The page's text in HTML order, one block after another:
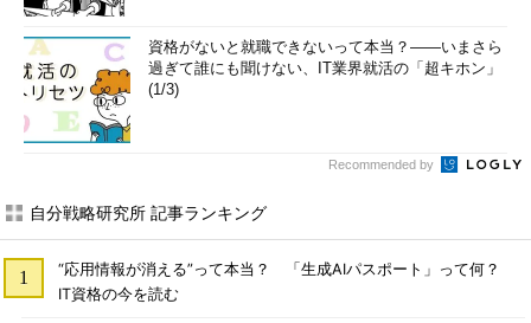
資格がないと就職できないって本当？――いまさら
過ぎて誰にも聞けない、IT業界就活の「超キホン」
(1/3)
Recommended by
自分戦略研究所 記事ランキング
“応用情報が消える”って本当？ 「生成AIパスポート」って何？
IT資格の今を読む